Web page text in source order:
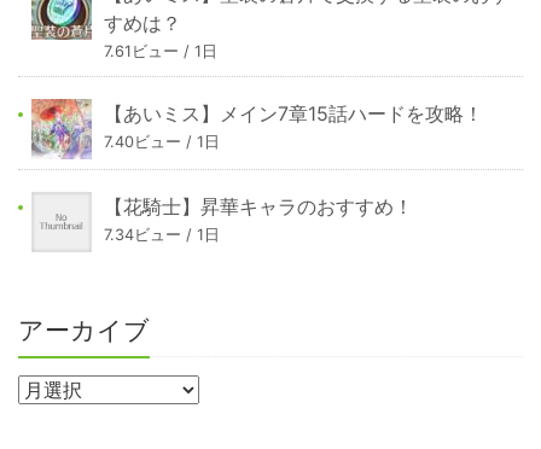
すめは？
7.61ビュー / 1日
【あいミス】メイン7章15話ハードを攻略！
7.40ビュー / 1日
【花騎士】昇華キャラのおすすめ！
7.34ビュー / 1日
アーカイブ